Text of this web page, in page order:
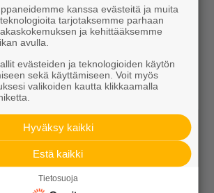
kovera 493x170x300 harmaa
29,39 €/kpl
Näytä lisätiedot
kanssa evästeitä ja muita
tarjotaksemme parhaan
ja kehittääksemme
avulla.
evästeiden ja teknologioiden käytön
sekä käyttämiseen. Voit myös
valikoiden kautta klikkaamalla
Hyväksy kaikki
Estä kaikki
Tietosuoja